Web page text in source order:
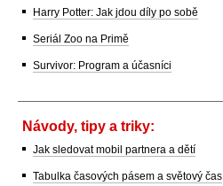
Harry Potter: Jak jdou díly po sobě
Seriál Zoo na Primě
Survivor: Program a účasníci
Návody, tipy a triky:
Jak sledovat mobil partnera a dětí
Tabulka časových pásem a světový čas